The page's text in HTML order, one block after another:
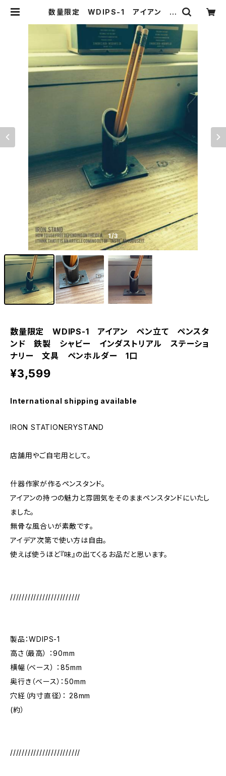
数量限定 WDIPS-1 アイアン ペ
ー インダストリアル ステーショナ
リー 文具 ペンホルダー 1口 | 51
WORKS
1/3
数量限定 WDIPS-1 アイアン ペン立て ペンスタ
ンド 鉄製 シャビー インダストリアル ステーショ
ナリー 文具 ペンホルダー 1口
¥3,599
International shipping available
IRON STATIONERYSTAND
店舗用やご自宅用として。
什器作家が作るペンスタンド。
アイアンの持つの魅力と雰囲気をそのままペンスタンドにいたし
ました。
無骨な風合いが素敵です。
アイデア次第で使い方は自由。
使えば使うほど『味』の出てくるお品だと思います。
////////////////////////
製品：WDIPS-1
高さ（最高） ：90mm
横幅（ベース） ：85mm
奥行き（ベース）：50mm
穴経（内寸直径）： 28mm
(約）
////////////////////////